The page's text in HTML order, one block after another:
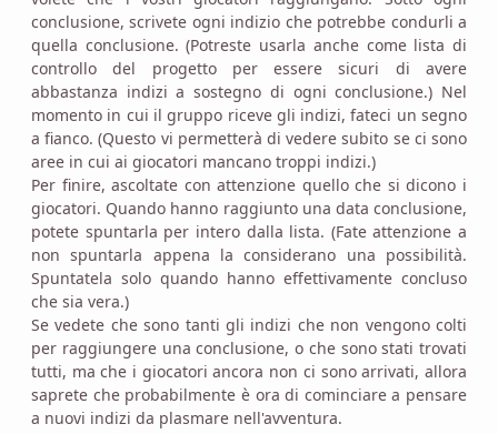
conclusione, scrivete ogni indizio che potrebbe condurli a
quella conclusione. (Potreste usarla anche come lista di
controllo del progetto per essere sicuri di avere
abbastanza indizi a sostegno di ogni conclusione.) Nel
momento in cui il gruppo riceve gli indizi, fateci un segno
a fianco. (Questo vi permetterà di vedere subito se ci sono
aree in cui ai giocatori mancano troppi indizi.)
Per finire, ascoltate con attenzione quello che si dicono i
giocatori. Quando hanno raggiunto una data conclusione,
potete spuntarla per intero dalla lista. (Fate attenzione a
non spuntarla appena la considerano una possibilità.
Spuntatela solo quando hanno effettivamente concluso
che sia vera.)
Se vedete che sono tanti gli indizi che non vengono colti
per raggiungere una conclusione, o che sono stati trovati
tutti, ma che i giocatori ancora non ci sono arrivati, allora
saprete che probabilmente è ora di cominciare a pensare
a nuovi indizi da plasmare nell'avventura.